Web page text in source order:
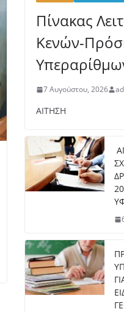
Πίνακας
Κενών-
7 Αυγούστου, 2026
ΑΙΤΗΣΗ